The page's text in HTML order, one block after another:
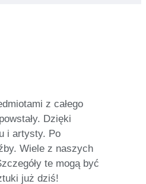
z całego
Dzięki
i artysty. Po
Wiele z naszych
te mogą być
już dziś!